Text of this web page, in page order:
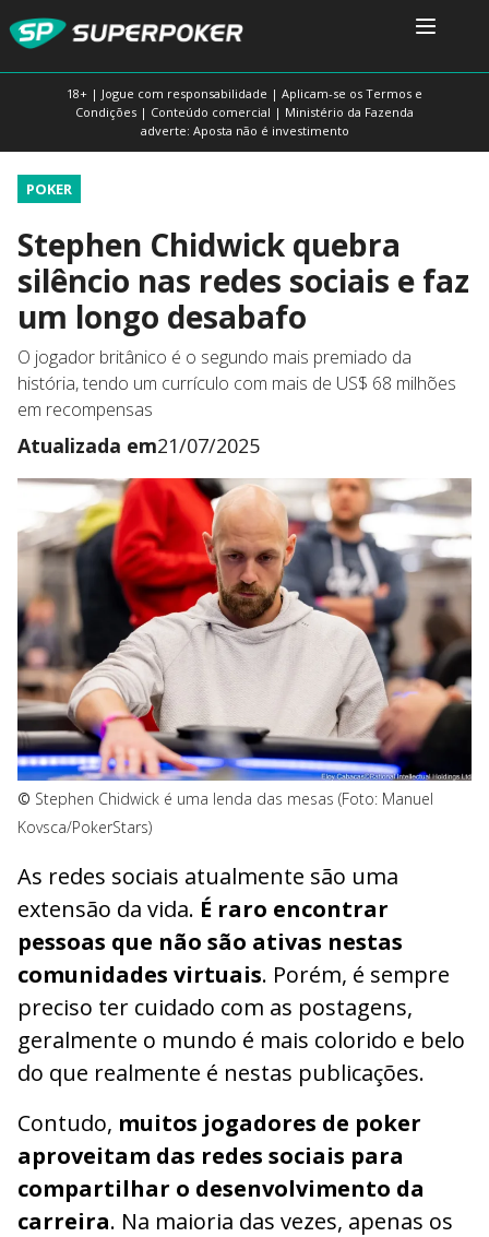
18+ | Jogue com responsabilidade | Aplicam-se os Termos e
Condições | Conteúdo comercial | Ministério da Fazenda
adverte: Aposta não é investimento
POKER
Stephen Chidwick quebra
silêncio nas redes sociais e faz
um longo desabafo
O jogador britânico é o segundo mais premiado da
história, tendo um currículo com mais de US$ 68 milhões
em recompensas
Atualizada em21/07/2025
© Stephen Chidwick é uma lenda das mesas (Foto: Manuel
Kovsca/PokerStars)
As redes sociais atualmente são uma
extensão da vida. É raro encontrar
pessoas que não são ativas nestas
comunidades virtuais. Porém, é sempre
preciso ter cuidado com as postagens,
geralmente o mundo é mais colorido e belo
do que realmente é nestas publicações.
Contudo, muitos jogadores de poker
aproveitam das redes sociais para
compartilhar o desenvolvimento da
carreira. Na maioria das vezes, apenas os